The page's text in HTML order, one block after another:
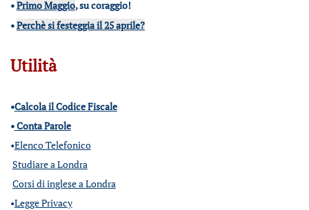
•Primo Maggio, su coraggio!
•Perchè si festeggia il 25 aprile?
Utilità
•Calcola il Codice Fiscale
•Conta Parole
•Elenco Telefonico
Studiare a Londra
Corsi di inglese a Londra
•Legge Privacy